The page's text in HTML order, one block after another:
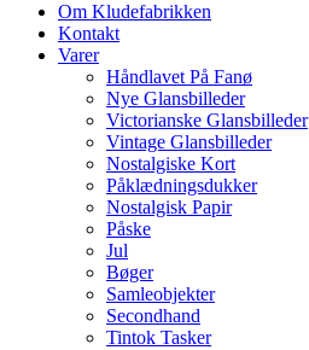
Om Kludefabrikken
Kontakt
Varer
Håndlavet På Fanø
Nye Glansbilleder
Victorianske Glansbilleder
Vintage Glansbilleder
Nostalgiske Kort
Påklædningsdukker
Nostalgisk Papir
Påske
Jul
Bøger
Samleobjekter
Secondhand
Tintok Tasker